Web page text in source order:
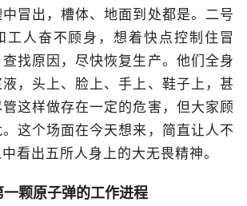
冒出，槽体、地面到处都是。二号
工人奋不顾身，想着快点控制住冒
找原因，尽快恢复生产。他们全身
，头上、脸上、手上、鞋子上，甚
这样做存在一定的危害，但大家顾
这个场面在今天想来，简直让人不
看出五所人身上的大无畏精神。
颗原子弹的工作进程